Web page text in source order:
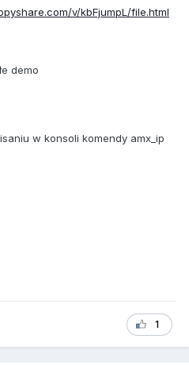
v/kbFjumpL/file.html
demo
w konsoli komendy amx_ip
1